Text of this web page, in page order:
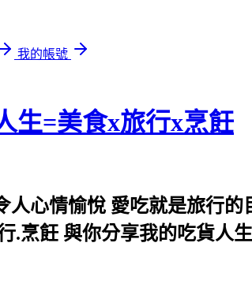
我的帳號
生=美食x旅行x烹飪
人心情愉悅 愛吃就是旅行
.烹飪 與你分享我的吃貨人生